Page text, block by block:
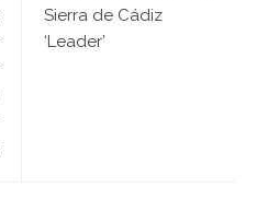
Sierra de Cádiz
‘Leader’